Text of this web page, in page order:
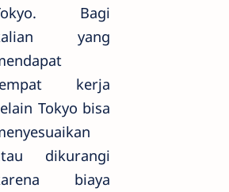
Bagi
yang
kerja
Tokyo bisa
dikurangi
biaya